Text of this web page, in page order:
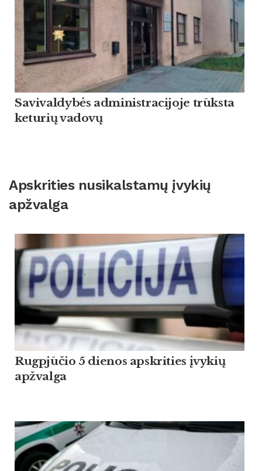
Savivaldybės administracijoje trūksta
keturių vadovų
Apskrities nusikalstamų įvykių
apžvalga
Rugpjūčio 5 dienos apskrities įvykių
apžvalga